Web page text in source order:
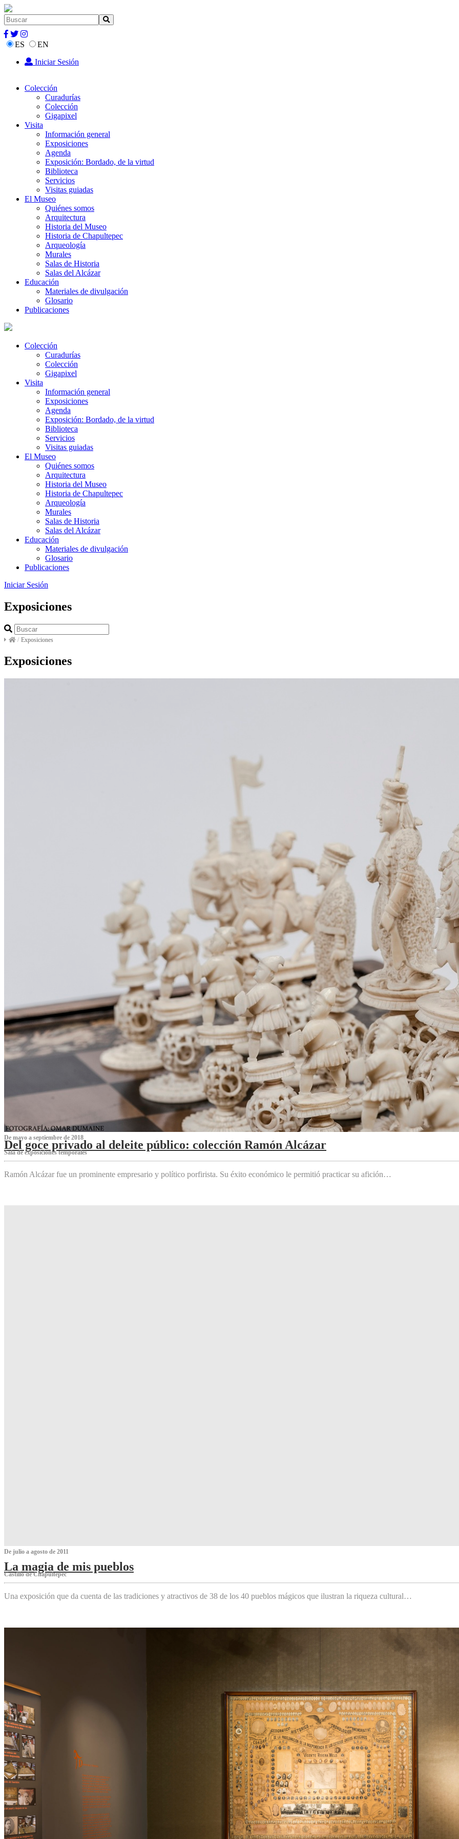
ES
EN
Iniciar Sesión
Colección
Curadurías
Colección
Gigapixel
Visita
Información general
Exposiciones
Agenda
Exposición: Bordado, de la virtud
Biblioteca
Servicios
Visitas guiadas
El Museo
Quiénes somos
Arquitectura
Historia del Museo
Historia de Chapultepec
Arqueología
Murales
Salas de Historia
Salas del Alcázar
Educación
Materiales de divulgación
Glosario
Publicaciones
Colección
Curadurías
Colección
Gigapixel
Visita
Información general
Exposiciones
Agenda
Exposición: Bordado, de la virtud
Biblioteca
Servicios
Visitas guiadas
El Museo
Quiénes somos
Arquitectura
Historia del Museo
Historia de Chapultepec
Arqueología
Murales
Salas de Historia
Salas del Alcázar
Educación
Materiales de divulgación
Glosario
Publicaciones
Iniciar Sesión
Exposiciones
/ Exposiciones
Exposiciones
De mayo a septiembre de 2018
Del goce privado al deleite público: colección Ramón Alcázar
Sala de exposiciones temporales
Ramón Alcázar fue un prominente empresario y político porfirista. Su éxito económico le permitió practicar su afición…
De julio a agosto de 2011
La magia de mis pueblos
Castillo de Chapultepec
Una exposición que da cuenta de las tradiciones y atractivos de 38 de los 40 pueblos mágicos que ilustran la riqueza cultural…